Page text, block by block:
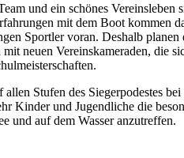
und ein schönes
mit dem Boot kommen
Sportler voran. Deshalb
neuen Vereinskameraden, die
Stufen des Siegerpodestes
und Jugendliche die
und auf dem Wasser anzutreffen.